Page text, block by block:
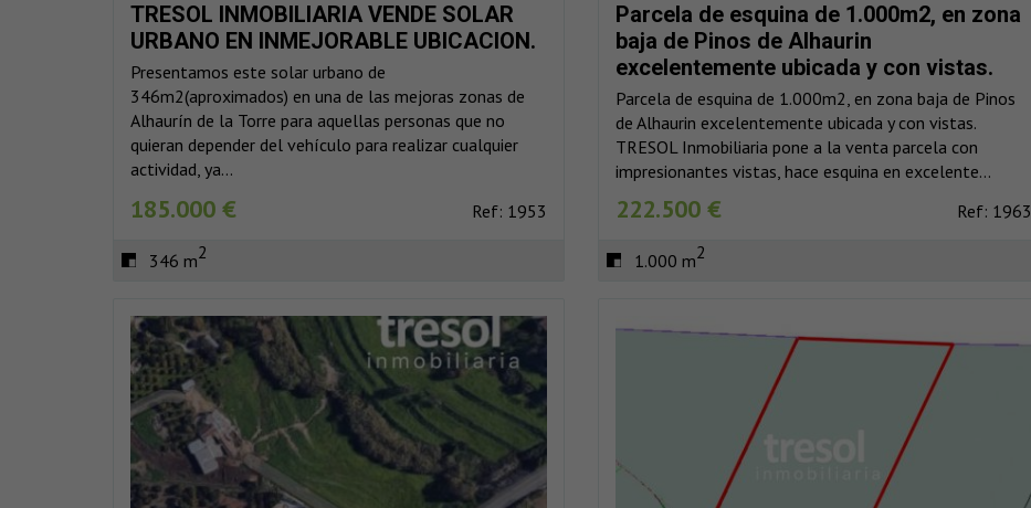
TRESOL INMOBILIARIA VENDE SOLAR
URBANO EN INMEJORABLE UBICACION.
Presentamos este solar urbano de
346m2(aproximados) en una de las mejoras zonas de
Alhaurín de la Torre para aquellas personas que no
quieran depender del vehículo para realizar cualquier
actividad, ya...
185.000 € Ref: 1953
346 m2
Parcela de esquina de 1.000m2, en zona
baja de Pinos de Alhaurin
excelentemente ubicada y con vistas.
Parcela de esquina de 1.000m2, en zona baja de Pinos
de Alhaurin excelentemente ubicada y con vistas.
TRESOL Inmobiliaria pone a la venta parcela con
impresionantes vistas, hace esquina en excelente...
222.500 € Ref: 1963
1.000 m2